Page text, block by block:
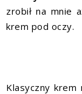
zrobił na mnie
krem pod oczy.
Klasyczny